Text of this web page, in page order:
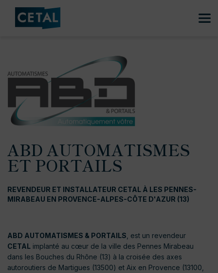
ABD AUTOMATISMES
ET PORTAILS
REVENDEUR ET INSTALLATEUR CETAL À LES PENNES-
MIRABEAU EN PROVENCE-ALPES-CÔTE D'AZUR (13)
ABD AUTOMATISMES & PORTAILS , est un revendeur
CETAL implanté au cœur de la ville des Pennes Mirabeau
dans les Bouches du Rhône (13) à la croisée des axes
autoroutiers de Martigues (13500) et Aix en Provence (13100,